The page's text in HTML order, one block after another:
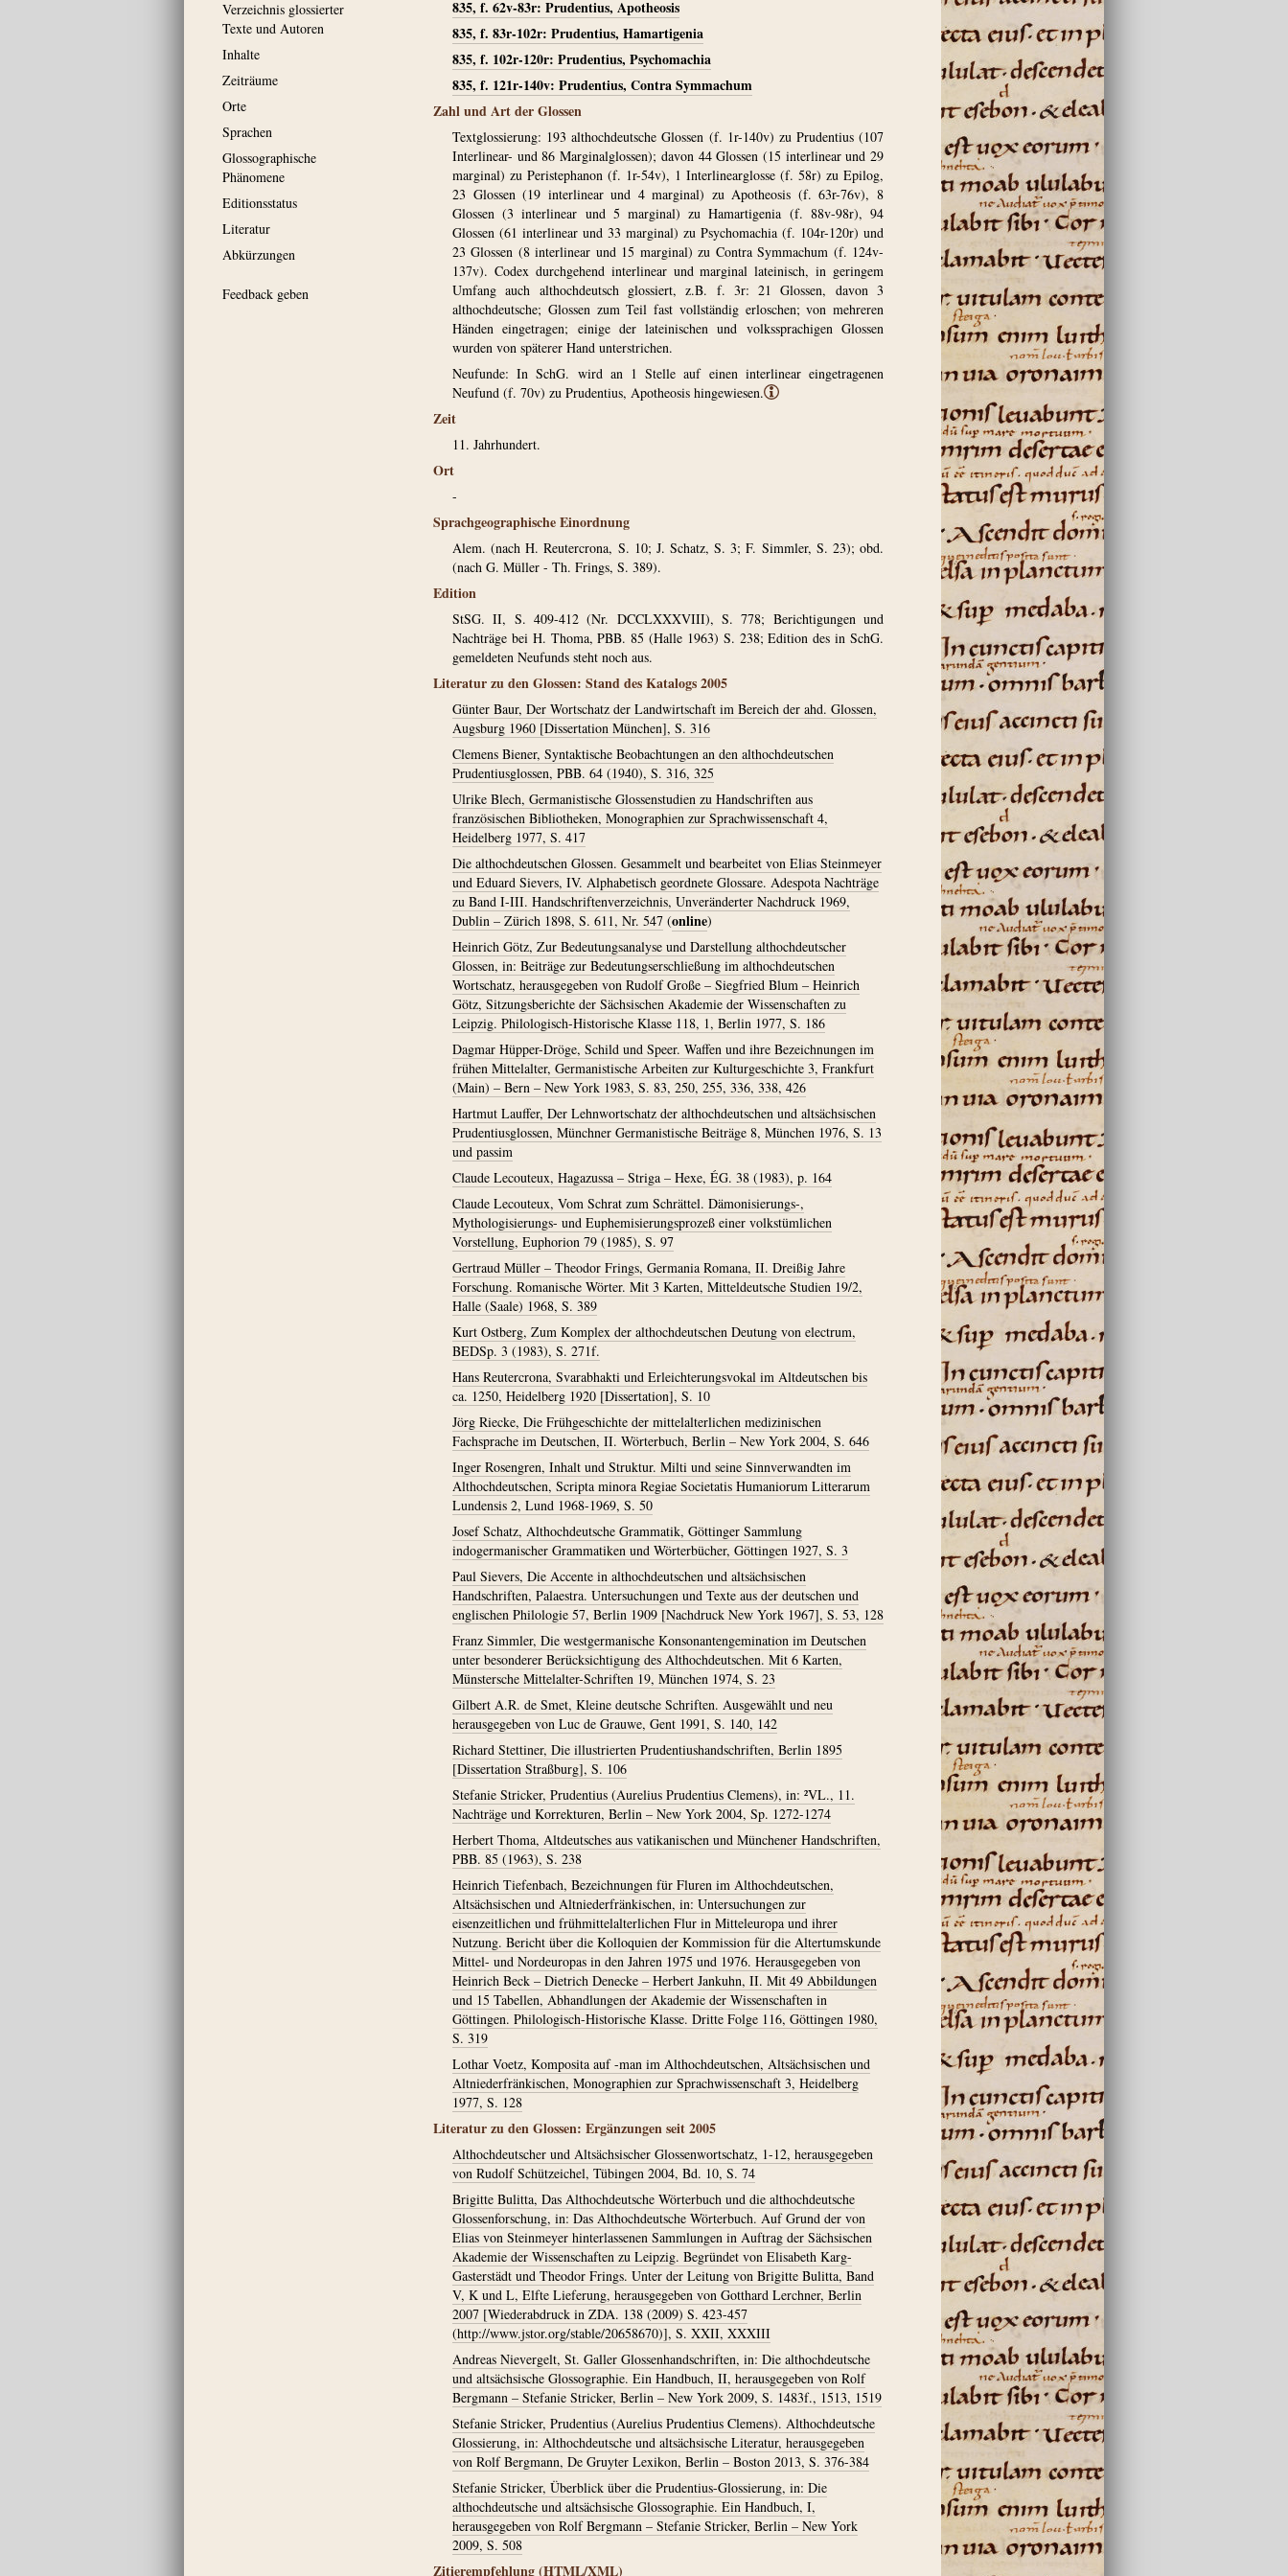
Verzeichnis glossierter
Texte und Autoren
Inhalte
Zeiträume
Orte
Sprachen
Glossographische
Phänomene
Editionsstatus
Literatur
Abkürzungen
Feedback geben
835, f. 62v-83r: Prudentius, Apotheosis
835, f. 83r-102r: Prudentius, Hamartigenia
835, f. 102r-120r: Prudentius, Psychomachia
835, f. 121r-140v: Prudentius, Contra Symmachum
Zahl und Art der Glossen
Textglossierung: 193 althochdeutsche Glossen (f. 1r-140v) zu Prudentius (107
Interlinear- und 86 Marginalglossen); davon 44 Glossen (15 interlinear und 29
marginal) zu Peristephanon (f. 1r-54v), 1 Interlinearglosse (f. 58r) zu Epilog,
23 Glossen (19 interlinear und 4 marginal) zu Apotheosis (f. 63r-76v), 8
Glossen (3 interlinear und 5 marginal) zu Hamartigenia (f. 88v-98r), 94
Glossen (61 interlinear und 33 marginal) zu Psychomachia (f. 104r-120r) und
23 Glossen (8 interlinear und 15 marginal) zu Contra Symmachum (f. 124v-
137v). Codex durchgehend interlinear und marginal lateinisch, in geringem
Umfang auch althochdeutsch glossiert, z.B. f. 3r: 21 Glossen, davon 3
althochdeutsche; Glossen zum Teil fast vollständig erloschen; von mehreren
Händen eingetragen; einige der lateinischen und volkssprachigen Glossen
wurden von späterer Hand unterstrichen.
Neufunde: In SchG. wird an 1 Stelle auf einen interlinear eingetragenen
Neufund (f. 70v) zu Prudentius, Apotheosis hingewiesen.ⓘ
Zeit
11. Jahrhundert.
Ort
-
Sprachgeographische Einordnung
Alem. (nach H. Reutercrona, S. 10; J. Schatz, S. 3; F. Simmler, S. 23); obd.
(nach G. Müller - Th. Frings, S. 389).
Edition
StSG. II, S. 409-412 (Nr. DCCLXXXVIII), S. 778; Berichtigungen und
Nachträge bei H. Thoma, PBB. 85 (Halle 1963) S. 238; Edition des in SchG.
gemeldeten Neufunds steht noch aus.
Literatur zu den Glossen: Stand des Katalogs 2005
Günter Baur, Der Wortschatz der Landwirtschaft im Bereich der ahd. Glossen,
Augsburg 1960 [Dissertation München], S. 316
Clemens Biener, Syntaktische Beobachtungen an den althochdeutschen
Prudentiusglossen, PBB. 64 (1940), S. 316, 325
Ulrike Blech, Germanistische Glossenstudien zu Handschriften aus
französischen Bibliotheken, Monographien zur Sprachwissenschaft 4,
Heidelberg 1977, S. 417
Die althochdeutschen Glossen. Gesammelt und bearbeitet von Elias Steinmeyer
und Eduard Sievers, IV. Alphabetisch geordnete Glossare. Adespota Nachträge
zu Band I-III. Handschriftenverzeichnis, Unveränderter Nachdruck 1969,
Dublin – Zürich 1898, S. 611, Nr. 547 (online)
Heinrich Götz, Zur Bedeutungsanalyse und Darstellung althochdeutscher
Glossen, in: Beiträge zur Bedeutungserschließung im althochdeutschen
Wortschatz, herausgegeben von Rudolf Große – Siegfried Blum – Heinrich
Götz, Sitzungsberichte der Sächsischen Akademie der Wissenschaften zu
Leipzig. Philologisch-Historische Klasse 118, 1, Berlin 1977, S. 186
Dagmar Hüpper-Dröge, Schild und Speer. Waffen und ihre Bezeichnungen im
frühen Mittelalter, Germanistische Arbeiten zur Kulturgeschichte 3, Frankfurt
(Main) – Bern – New York 1983, S. 83, 250, 255, 336, 338, 426
Hartmut Lauffer, Der Lehnwortschatz der althochdeutschen und altsächsischen
Prudentiusglossen, Münchner Germanistische Beiträge 8, München 1976, S. 13
und passim
Claude Lecouteux, Hagazussa – Striga – Hexe, ÉG. 38 (1983), p. 164
Claude Lecouteux, Vom Schrat zum Schrättel. Dämonisierungs-,
Mythologisierungs- und Euphemisierungsprozeß einer volkstümlichen
Vorstellung, Euphorion 79 (1985), S. 97
Gertraud Müller – Theodor Frings, Germania Romana, II. Dreißig Jahre
Forschung. Romanische Wörter. Mit 3 Karten, Mitteldeutsche Studien 19/2,
Halle (Saale) 1968, S. 389
Kurt Ostberg, Zum Komplex der althochdeutschen Deutung von electrum,
BEDSp. 3 (1983), S. 271f.
Hans Reutercrona, Svarabhakti und Erleichterungsvokal im Altdeutschen bis
ca. 1250, Heidelberg 1920 [Dissertation], S. 10
Jörg Riecke, Die Frühgeschichte der mittelalterlichen medizinischen
Fachsprache im Deutschen, II. Wörterbuch, Berlin – New York 2004, S. 646
Inger Rosengren, Inhalt und Struktur. Milti und seine Sinnverwandten im
Althochdeutschen, Scripta minora Regiae Societatis Humaniorum Litterarum
Lundensis 2, Lund 1968-1969, S. 50
Josef Schatz, Althochdeutsche Grammatik, Göttinger Sammlung
indogermanischer Grammatiken und Wörterbücher, Göttingen 1927, S. 3
Paul Sievers, Die Accente in althochdeutschen und altsächsischen
Handschriften, Palaestra. Untersuchungen und Texte aus der deutschen und
englischen Philologie 57, Berlin 1909 [Nachdruck New York 1967], S. 53, 128
Franz Simmler, Die westgermanische Konsonantengemination im Deutschen
unter besonderer Berücksichtigung des Althochdeutschen. Mit 6 Karten,
Münstersche Mittelalter-Schriften 19, München 1974, S. 23
Gilbert A.R. de Smet, Kleine deutsche Schriften. Ausgewählt und neu
herausgegeben von Luc de Grauwe, Gent 1991, S. 140, 142
Richard Stettiner, Die illustrierten Prudentiushandschriften, Berlin 1895
[Dissertation Straßburg], S. 106
Stefanie Stricker, Prudentius (Aurelius Prudentius Clemens), in: ²VL., 11.
Nachträge und Korrekturen, Berlin – New York 2004, Sp. 1272-1274
Herbert Thoma, Altdeutsches aus vatikanischen und Münchener Handschriften,
PBB. 85 (1963), S. 238
Heinrich Tiefenbach, Bezeichnungen für Fluren im Althochdeutschen,
Altsächsischen und Altniederfränkischen, in: Untersuchungen zur
eisenzeitlichen und frühmittelalterlichen Flur in Mitteleuropa und ihrer
Nutzung. Bericht über die Kolloquien der Kommission für die Altertumskunde
Mittel- und Nordeuropas in den Jahren 1975 und 1976. Herausgegeben von
Heinrich Beck – Dietrich Denecke – Herbert Jankuhn, II. Mit 49 Abbildungen
und 15 Tabellen, Abhandlungen der Akademie der Wissenschaften in
Göttingen. Philologisch-Historische Klasse. Dritte Folge 116, Göttingen 1980,
S. 319
Lothar Voetz, Komposita auf -man im Althochdeutschen, Altsächsischen und
Altniederfränkischen, Monographien zur Sprachwissenschaft 3, Heidelberg
1977, S. 128
Literatur zu den Glossen: Ergänzungen seit 2005
Althochdeutscher und Altsächsischer Glossenwortschatz, 1-12, herausgegeben
von Rudolf Schützeichel, Tübingen 2004, Bd. 10, S. 74
Brigitte Bulitta, Das Althochdeutsche Wörterbuch und die althochdeutsche
Glossenforschung, in: Das Althochdeutsche Wörterbuch. Auf Grund der von
Elias von Steinmeyer hinterlassenen Sammlungen in Auftrag der Sächsischen
Akademie der Wissenschaften zu Leipzig. Begründet von Elisabeth Karg-
Gasterstädt und Theodor Frings. Unter der Leitung von Brigitte Bulitta, Band
V, K und L, Elfte Lieferung, herausgegeben von Gotthard Lerchner, Berlin
2007 [Wiederabdruck in ZDA. 138 (2009) S. 423-457
(http://www.jstor.org/stable/20658670)], S. XXII, XXXIII
Andreas Nievergelt, St. Galler Glossenhandschriften, in: Die althochdeutsche
und altsächsische Glossographie. Ein Handbuch, II, herausgegeben von Rolf
Bergmann – Stefanie Stricker, Berlin – New York 2009, S. 1483f., 1513, 1519
Stefanie Stricker, Prudentius (Aurelius Prudentius Clemens). Althochdeutsche
Glossierung, in: Althochdeutsche und altsächsische Literatur, herausgegeben
von Rolf Bergmann, De Gruyter Lexikon, Berlin – Boston 2013, S. 376-384
Stefanie Stricker, Überblick über die Prudentius-Glossierung, in: Die
althochdeutsche und altsächsische Glossographie. Ein Handbuch, I,
herausgegeben von Rolf Bergmann – Stefanie Stricker, Berlin – New York
2009, S. 508
Zitierempfehlung (HTML/XML)